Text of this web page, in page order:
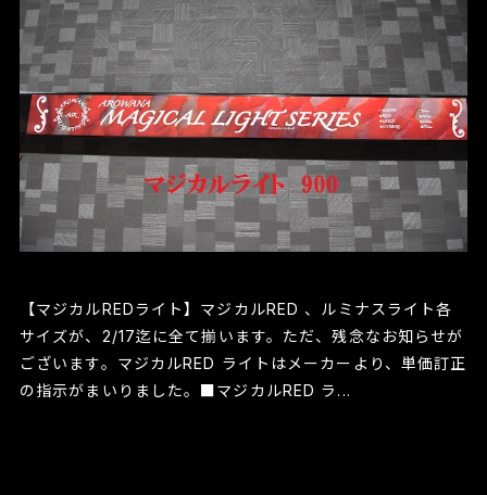
【マジカルREDライト】マジカルRED 、ルミナスライト各
サイズが、2/17迄に全て揃います。ただ、残念なお知らせが
ございます。マジカルRED ライトはメーカーより、単価訂正
の指示がまいりました。■マジカルRED ラ...